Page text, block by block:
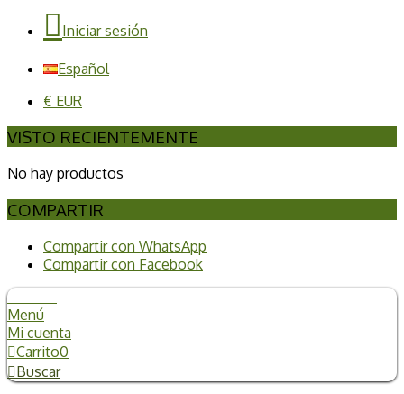
Iniciar sesión
Español
€ EUR
VISTO RECIENTEMENTE
No hay productos
COMPARTIR
Compartir con WhatsApp
Compartir con Facebook
Filtrado
Menú
Mi cuenta
Carrito0
Buscar